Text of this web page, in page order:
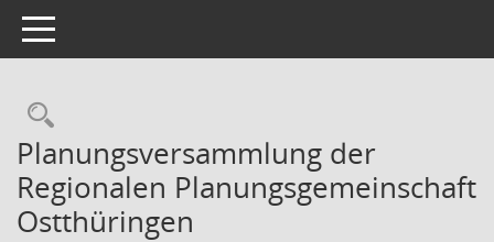
Toggle navigation
Rechercheauswahl
Planungsversammlung der
Regionalen Planungsgemeinschaft
Ostthüringen